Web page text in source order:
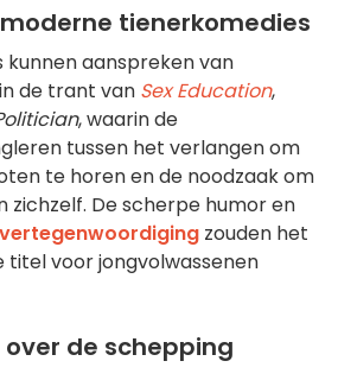
tienerkomedies
kunnen aanspreken van
de trant van Sex Education,
, waarin de
tussen het verlangen om
te horen en de noodzaak om
zichzelf. De scherpe humor en
vertegenwoordiging zouden het
voor jongvolwassenen
de schepping